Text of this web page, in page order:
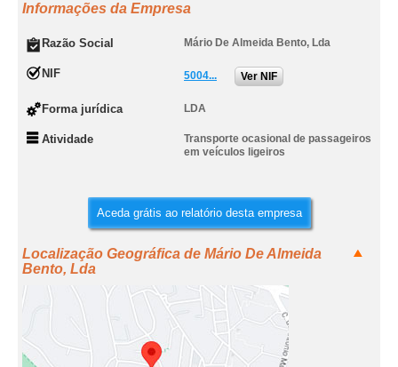
Informações da Empresa
Razão Social Mário De Almeida Bento, Lda
NIF 5004... Ver NIF
Forma jurídica LDA
Atividade
Transporte ocasional de passageiros
em veículos ligeiros
Aceda grátis ao relatório desta empresa
Localização Geográfica de Mário De Almeida
Bento, Lda